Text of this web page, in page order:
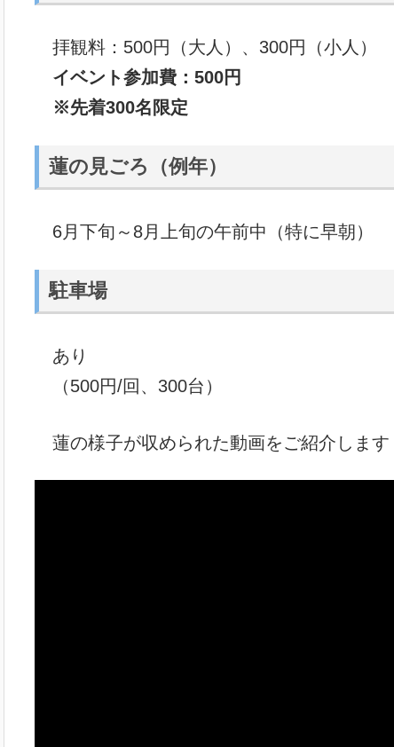
拝観料：500円（大人）、300円（小人）
イベント参加費：500円
※先着300名限定
蓮の見ごろ（例年）
6月下旬～8月上旬の午前中（特に早朝）
駐車場
あり
（500円/回、300台）
蓮の様子が収められた動画をご紹介します